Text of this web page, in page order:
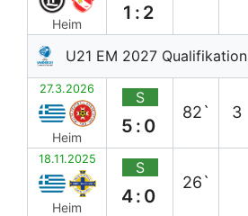
Heim
1:2
U21 EM 2027 Qualifikation
27.3.2026
Heim
S
5:0
82` 3
18.11.2025
Heim
S
4:0
26`